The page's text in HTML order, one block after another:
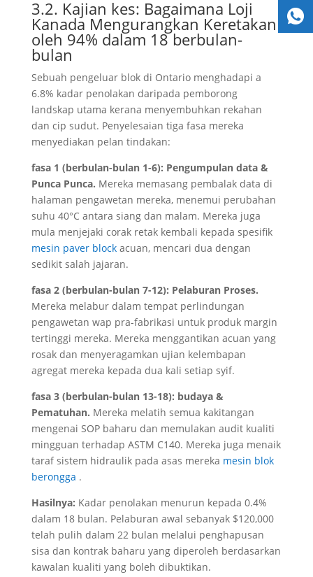
3.2. Kajian kes: Bagaimana Loji
Kanada Mengurangkan Keretakan
oleh 94% dalam 18 berbulan-
bulan
Sebuah pengeluar blok di Ontario menghadapi a
6.8% kadar penolakan daripada pemborong
landskap utama kerana menyembuhkan rekahan
dan cip sudut. Penyelesaian tiga fasa mereka
menyediakan pelan tindakan:
fasa 1 (berbulan-bulan 1-6): Pengumpulan data &
Punca Punca. Mereka memasang pembalak data di
halaman pengawetan mereka, menemui perubahan
suhu 40°C antara siang dan malam. Mereka juga
mula menjejaki corak retak kembali kepada spesifik
mesin paver block acuan, mencari dua dengan
sedikit salah jajaran.
fasa 2 (berbulan-bulan 7-12): Pelaburan Proses.
Mereka melabur dalam tempat perlindungan
pengawetan wap pra-fabrikasi untuk produk margin
tertinggi mereka. Mereka menggantikan acuan yang
rosak dan menyeragamkan ujian kelembapan
agregat mereka kepada dua kali setiap syif.
fasa 3 (berbulan-bulan 13-18): budaya &
Pematuhan. Mereka melatih semua kakitangan
mengenai SOP baharu dan memulakan audit kualiti
mingguan terhadap ASTM C140. Mereka juga menaik
taraf sistem hidraulik pada asas mereka mesin blok
berongga .
Hasilnya: Kadar penolakan menurun kepada 0.4%
dalam 18 bulan. Pelaburan awal sebanyak $120,000
telah pulih dalam 22 bulan melalui penghapusan
sisa dan kontrak baharu yang diperoleh berdasarkan
kawalan kualiti yang boleh dibuktikan.